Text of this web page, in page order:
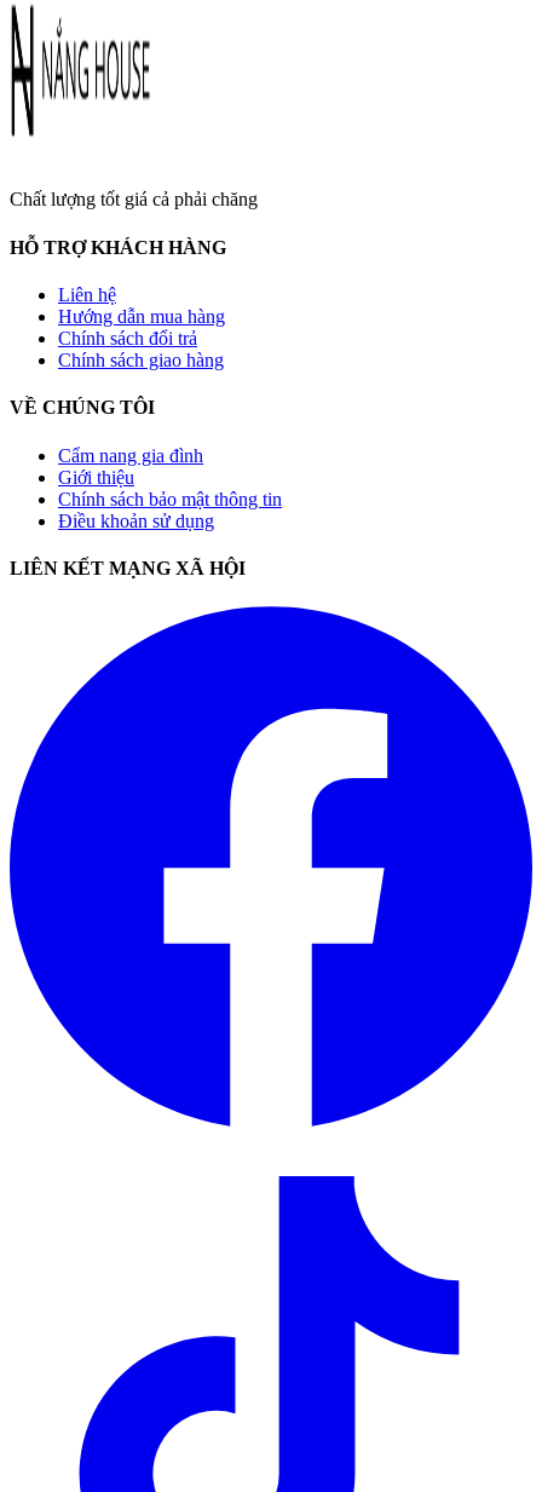
Chất lượng tốt giá cả phải chăng
HỖ TRỢ KHÁCH HÀNG
Liên hệ
Hướng dẫn mua hàng
Chính sách đổi trả
Chính sách giao hàng
VỀ CHÚNG TÔI
Cẩm nang gia đình
Giới thiệu
Chính sách bảo mật thông tin
Điều khoản sử dụng
LIÊN KẾT MẠNG XÃ HỘI